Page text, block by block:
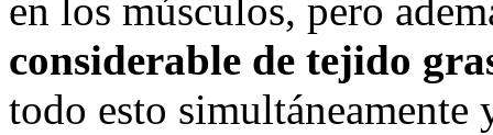
en los músculos, pero
considerable de tejido
todo esto simultáneamente